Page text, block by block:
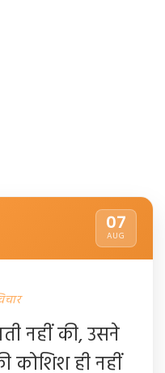
07
AUG
नहीं की, उसने
ही नहीं